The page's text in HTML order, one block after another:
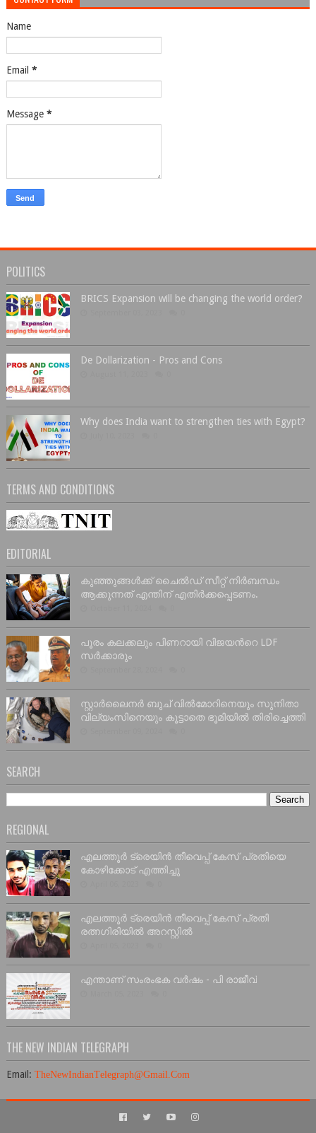
Name
Email *
Message *
POLITICS
BRICS Expansion will be changing the world order?
De Dollarization - Pros and Cons
Why does India want to strengthen ties with Egypt?
TERMS AND CONDITIONS
EDITORIAL
കുഞ്ഞുങ്ങൾക്ക് ചൈൽഡ് സീറ്റ് നിർബന്ധം
ആക്കുന്നത് എന്തിന് എതിർക്കപ്പെടണം.
പൂരം കലക്കലും പിണറായി വിജയൻറെ LDF
സർക്കാരും
സ്റ്റാർലൈനർ ബുച് വിൽമോറിനെയും സുനിതാ
വില്യംസിനെയും കൂട്ടാതെ ഭൂമിയിൽ തിരിച്ചെത്തി
SEARCH
REGIONAL
എലത്തൂർ ട്രെയിൻ തീവെപ്പ് കേസ് പ്രതിയെ
കോഴിക്കോട് എത്തിച്ചു
എലത്തൂർ ട്രെയിൻ തീവെപ്പ് കേസ് പ്രതി
രത്നഗിരിയിൽ അറസ്റ്റിൽ
എന്താണ് സംരംഭക വർഷം - പി രാജീവ്
THE NEW INDIAN TELEGRAPH
Email: TheNewIndianTelegraph@Gmail. Com